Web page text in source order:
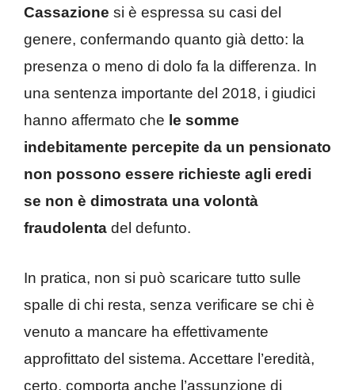
Cassazione si è espressa su casi del
genere, confermando quanto già detto: la
presenza o meno di dolo fa la differenza. In
una sentenza importante del 2018, i giudici
hanno affermato che le somme
indebitamente percepite da un pensionato
non possono essere richieste agli eredi
se non è dimostrata una volontà
fraudolenta del defunto.
In pratica, non si può scaricare tutto sulle
spalle di chi resta, senza verificare se chi è
venuto a mancare ha effettivamente
approfittato del sistema. Accettare l’eredità,
certo, comporta anche l’assunzione di